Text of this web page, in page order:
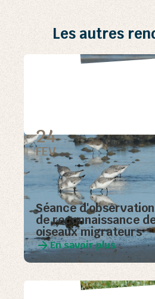
Les autres
Séance
de reconnaissance
oiseaux migrateurs
En savoir plus
24
FEV